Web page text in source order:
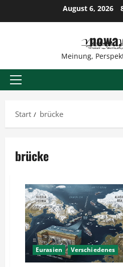
August 6, 2026
Meinung,
Primäres
Start
brücke
brücke
Eurasien Verschiedenes